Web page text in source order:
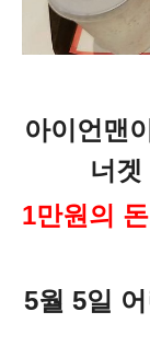
아이언맨
너
1만원의
5월 5일